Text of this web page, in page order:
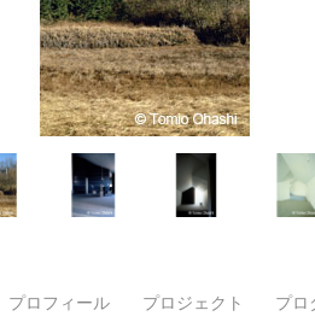
プロフィール プロジェクト プロ